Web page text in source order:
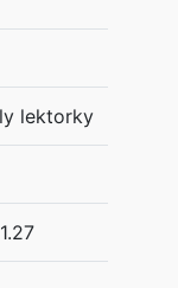
lektorky